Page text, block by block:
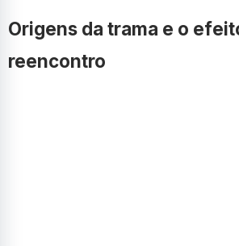
Origens da trama e o
reencontro